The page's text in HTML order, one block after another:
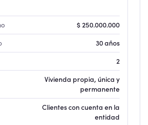
$ 250.000.000
30 años
2
Vivienda propia, única y
permanente
Clientes con cuenta en la
entidad